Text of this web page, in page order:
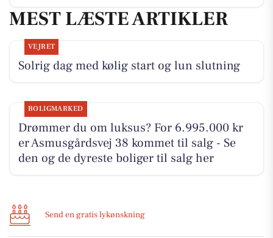
MEST LÆSTE ARTIKLER
VEJRET
Solrig dag med kølig start og lun slutning
BOLIGMARKED
Drømmer du om luksus? For 6.995.000 kr
er Asmusgårdsvej 38 kommet til salg - Se
den og de dyreste boliger til salg her
Send en gratis lykønskning